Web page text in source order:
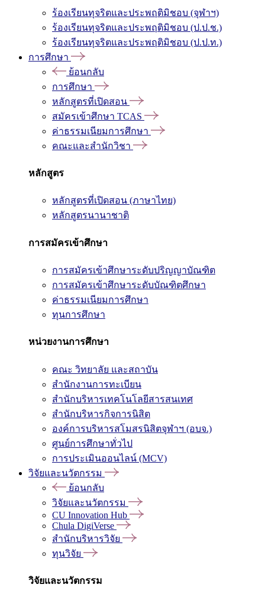
ร้องเรียนทุจริตและประพฤติมิชอบ (จุฬาฯ)
ร้องเรียนทุจริตและประพฤติมิชอบ (ป.ป.ช.)
ร้องเรียนทุจริตและประพฤติมิชอบ (ป.ป.ท.)
การศึกษา
ย้อนกลับ
การศึกษา
หลักสูตรที่เปิดสอน
สมัครเข้าศึกษา TCAS
ค่าธรรมเนียมการศึกษา
คณะและสำนักวิชา
หลักสูตร
หลักสูตรที่เปิดสอน (ภาษาไทย)
หลักสูตรนานาชาติ
การสมัครเข้าศึกษา
การสมัครเข้าศึกษาระดับปริญญาบัณฑิต
การสมัครเข้าศึกษาระดับบัณฑิตศึกษา
ค่าธรรมเนียมการศึกษา
ทุนการศึกษา
หน่วยงานการศึกษา
คณะ วิทยาลัย และสถาบัน
สำนักงานการทะเบียน
สำนักบริหารเทคโนโลยีสารสนเทศ
สำนักบริหารกิจการนิสิต
องค์การบริหารสโมสรนิสิตจุฬาฯ (อบจ.)
ศูนย์การศึกษาทั่วไป
การประเมินออนไลน์ (MCV)
วิจัยและนวัตกรรม
ย้อนกลับ
วิจัยและนวัตกรรม
CU Innovation Hub
Chula DigiVerse
สำนักบริหารวิจัย
ทุนวิจัย
วิจัยและนวัตกรรม